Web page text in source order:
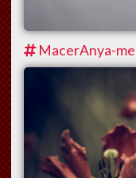
MacerAnya-